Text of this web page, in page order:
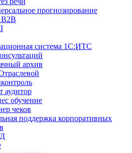
прогнозирование
система 1С:ИТС
архив
аудитор
обучение
чеков
поддержка корпоративных